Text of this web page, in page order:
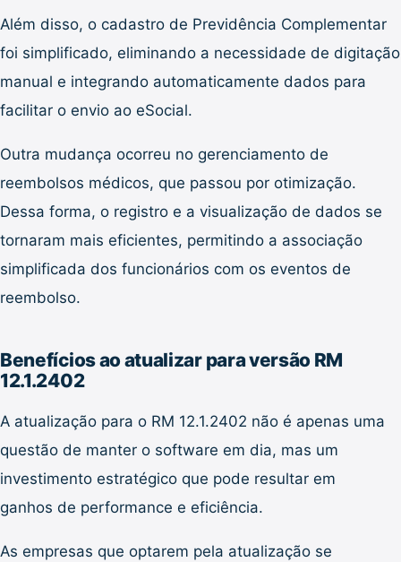
Além disso, o cadastro de Previdência Complementar
foi simplificado, eliminando a necessidade de digitação
manual e integrando automaticamente dados para
facilitar o envio ao eSocial.
Outra mudança ocorreu no gerenciamento de
reembolsos médicos, que passou por otimização.
Dessa forma, o registro e a visualização de dados se
tornaram mais eficientes, permitindo a associação
simplificada dos funcionários com os eventos de
reembolso.
Benefícios ao atualizar para versão RM
12.1.2402
A atualização para o RM 12.1.2402 não é apenas uma
questão de manter o software em dia, mas um
investimento estratégico que pode resultar em
ganhos de performance e eficiência.
As empresas que optarem pela atualização se